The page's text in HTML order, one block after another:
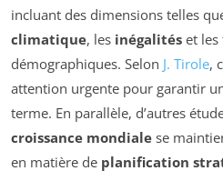
incluant des dimensions telles
climatique, les inégalités et
démographiques. Selon J. Tirole,
attention urgente pour garantir
terme. En parallèle, d’autres
croissance mondiale se
en matière de planification